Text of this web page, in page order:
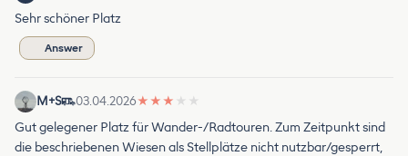
Sehr schöner Platz
Answer
M+S 03.04.2026★ ★ ★ ★ ★
Gut gelegener Platz für Wander-/Radtouren. Zum Zeitpunkt sind
die beschriebenen Wiesen als Stellplätze nicht nutzbar/gesperrt,